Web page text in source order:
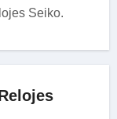
Seiko.